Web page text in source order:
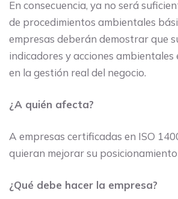
En consecuencia, ya no será
de procedimientos ambientales
empresas deberán demostrar que
indicadores y acciones
en la gestión real del negocio.
¿A quién afecta?
A empresas certificadas en ISO
quieran mejorar su
¿Qué debe hacer la empresa?